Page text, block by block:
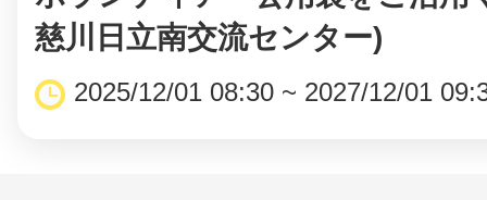
慈川日立南交流センター)
2025/12/01 08:30 ~ 2027/12/01